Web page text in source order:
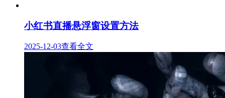
小红书直播悬浮窗设置方法
2025-12-03查看全文